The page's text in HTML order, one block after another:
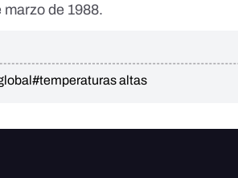
de 1988.
#temperaturas altas